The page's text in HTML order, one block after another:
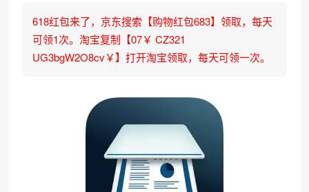
618红包来了，京东搜索【购物红包683】领取，每天
可领1次。淘宝复制【07￥ CZ321
UG3bgW2O8cv￥】打开淘宝领取，每天可领一次。